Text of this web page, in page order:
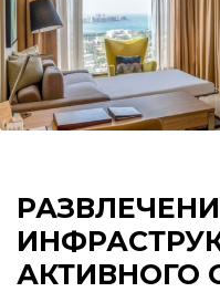
АКТИВНОГО